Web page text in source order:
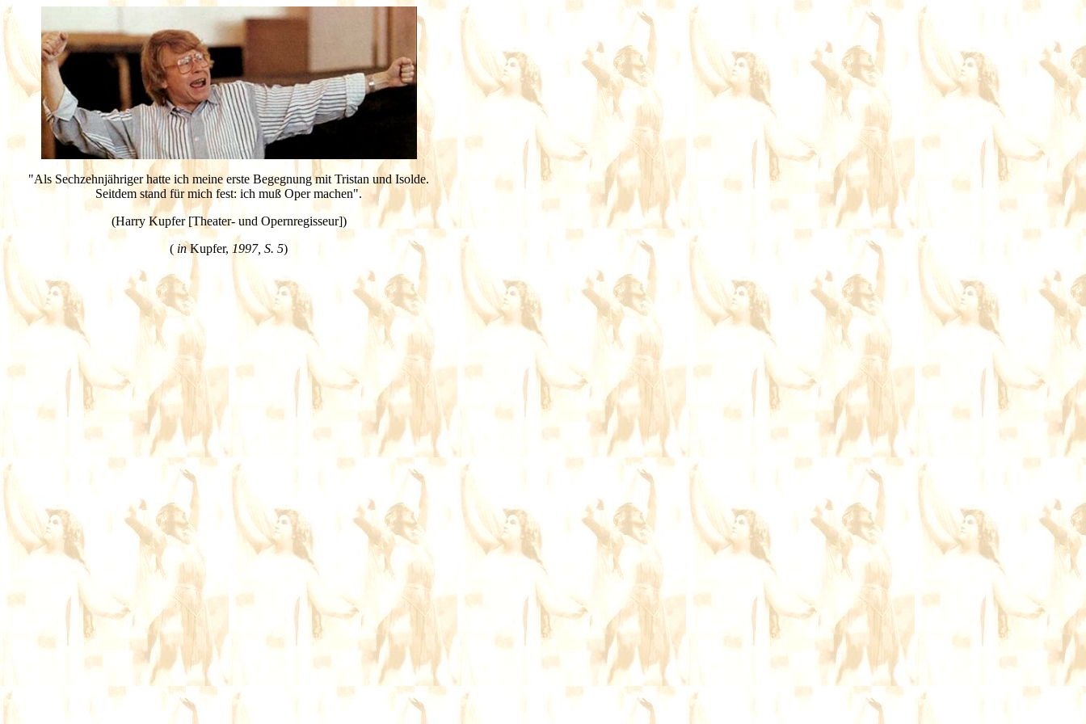
"Als Sechzehnjähriger hatte ich meine erste Begegnung mit Tristan und Isolde.
Seitdem stand für mich fest: ich muß Oper machen".
(Harry Kupfer [Theater- und Opernregisseur])
( inKupfer, 1997, S. 5)